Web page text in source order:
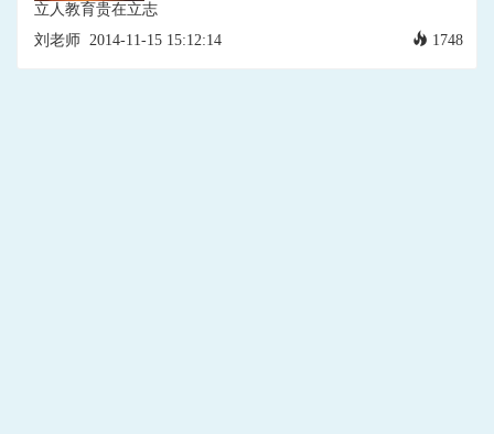
立人教育贵在立志
刘老师 2014-11-15 15:12:14 1748